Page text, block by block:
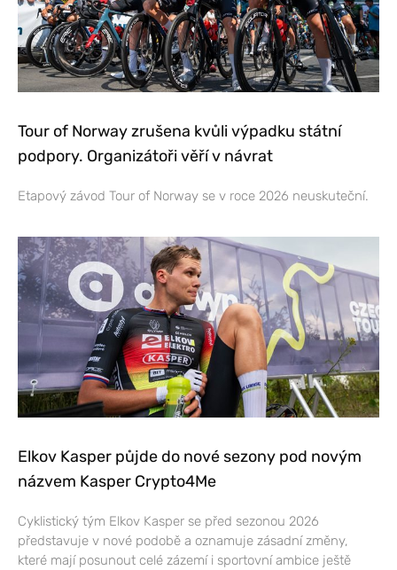
Tour of Norway zrušena kvůli výpadku státní
podpory. Organizátoři věří v návrat
Etapový závod Tour of Norway se v roce 2026 neuskuteční.
Elkov Kasper půjde do nové sezony pod novým
názvem Kasper Crypto4Me
Cyklistický tým Elkov Kasper se před sezonou 2026
představuje v nové podobě a oznamuje zásadní změny,
které mají posunout celé zázemí i sportovní ambice ještě